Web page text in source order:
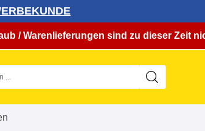
/ Warenlieferungen sind zu dieser Zeit